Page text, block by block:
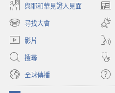
與耶和華見證人見面
（開
啟
新
視
窗）
尋找大會
（開
啟
新
視
窗）
影片
搜尋
全球傳播